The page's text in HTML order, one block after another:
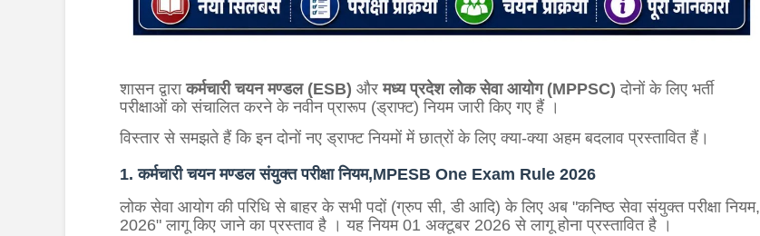
शासन द्वाराकर्मचारी चयन मण्डल (ESB) औरमध्य प्रदेश लोक सेवा आयोग (MPPSC) दोनों के लिए भर्ती
परीक्षाओं को संचालित करने के नवीन प्रारूप (ड्राफ्ट) नियम जारी किए गए हैं ।
विस्तार से समझते हैं कि इन दोनों नए ड्राफ्ट नियमों में छात्रों के लिए क्या-क्या अहम बदलाव प्रस्तावित हैं।
1. कर्मचारी चयन मण्डल संयुक्त परीक्षा नियम,MPESB One Exam Rule 2026
लोक सेवा आयोग की परिधि से बाहर के सभी पदों (ग्रुप सी, डी आदि) के लिए अब "कनिष्ठ सेवा संयुक्त परीक्षा नियम,
2026" लागू किए जाने का प्रस्ताव है ।यह नियम 01 अक्टूबर 2026 से लागू होना प्रस्तावित है ।